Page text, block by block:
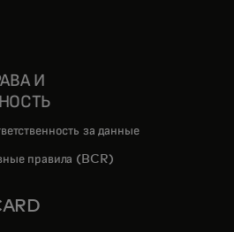
in a new tab
И
за данные
правила (BCR)